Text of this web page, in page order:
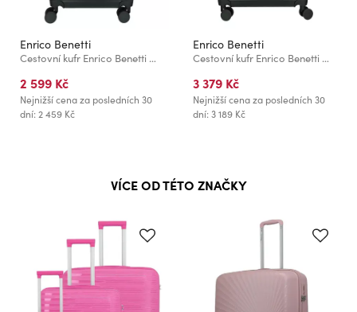
Enrico Benetti
Cestovní kufr Enrico Benetti Princetown M Black/Camel
2 599 Kč
Nejnižší cena za posledních 30
dní: 2 459 Kč
Enrico Benetti
Cestovní kufr Enrico Benetti Princetown L Black/Camel
3 379 Kč
Nejnižší cena za posledních 30
dní: 3 189 Kč
VÍCE OD TÉTO ZNAČKY